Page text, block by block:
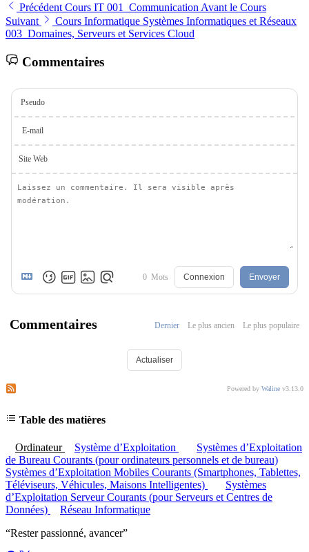
Précédent Cours IT 001_Communication Avant le Cours
Suivant
Cours Informatique Systèmes Informatiques et Réseaux
003_Domaines, Serveurs et Services Cloud
Commentaires
Pseudo
E-mail
Site Web
0 Mots Connexion Envoyer
Commentaires Dernier Le plus ancien Le plus populaire
Actualiser
S’abonner aux commentaires de ce sitePowered by Waline v3.13.0
Table des matières
Ordinateur Système d’Exploitation
Systèmes d’Exploitation
de Bureau Courants (pour ordinateurs personnels et de bureau)
Systèmes d’Exploitation Mobiles Courants (Smartphones, Tablettes,
Téléviseurs, Véhicules, Maisons Intelligentes)
Systèmes
d’Exploitation Serveur Courants (pour Serveurs et Centres de
Données)
Réseau Informatique
“Rester passionné, avancer”